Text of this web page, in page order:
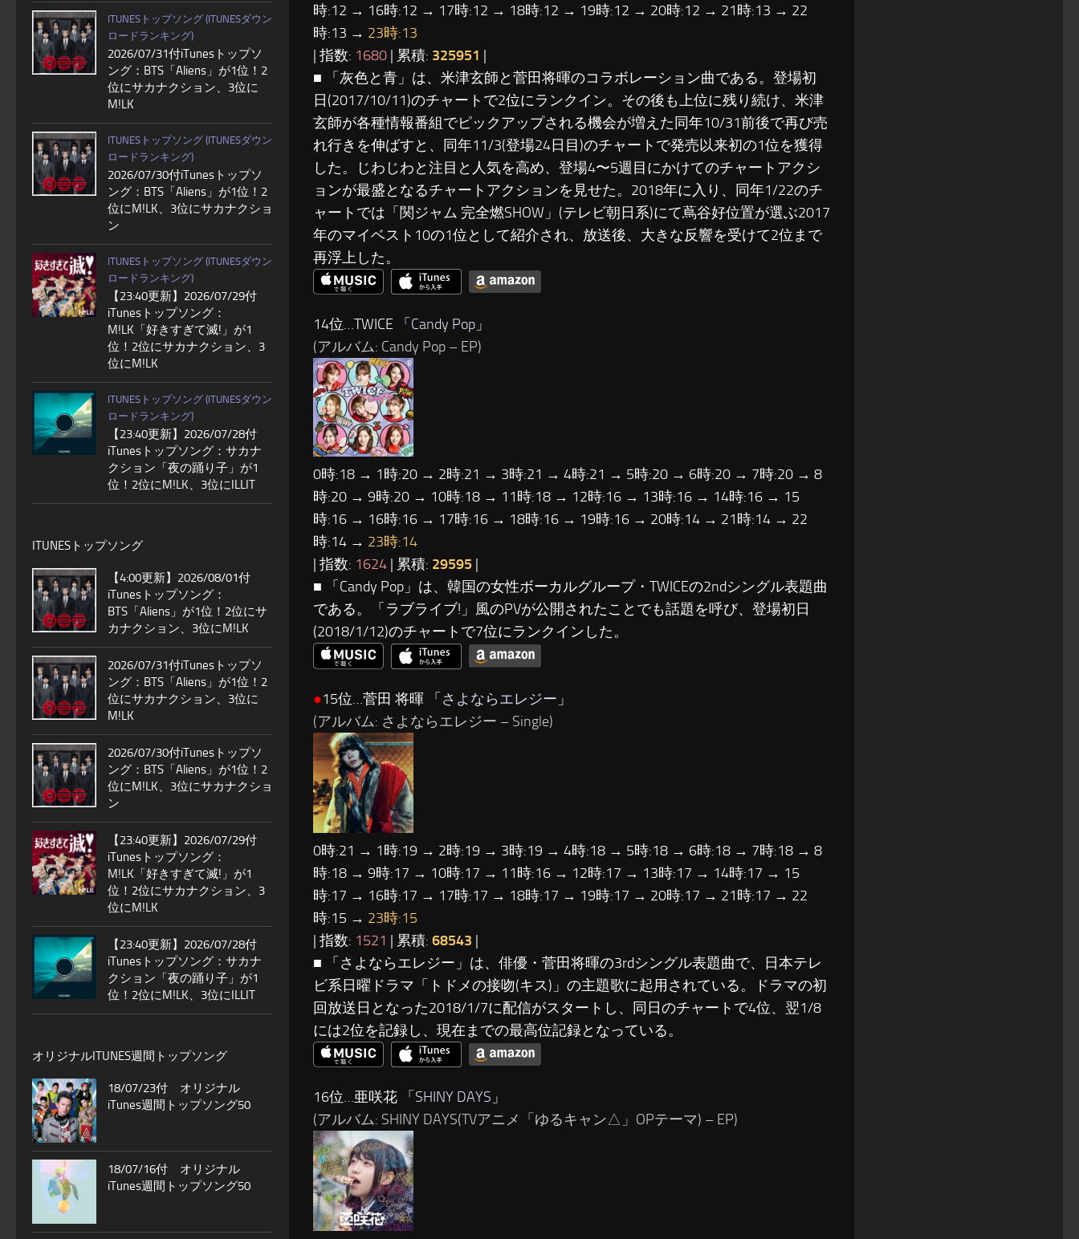
時:12 → 16時:12 → 17時:12 → 18時:12 → 19時:12 → 20時:12 → 21時:13 → 22
時:13 → 23時:13
| 指数: 1680 | 累積: 325951 |
■ 「灰色と青」は、米津玄師と菅田将暉のコラボレーション曲である。登場初
日(2017/10/11)のチャートで2位にランクイン。その後も上位に残り続け、米津
玄師が各種情報番組でピックアップされる機会が増えた同年10/31前後で再び売
れ行きを伸ばすと、同年11/3(登場24日目)のチャートで発売以来初の1位を獲得
した。じわじわと注目と人気を高め、登場4〜5週目にかけてのチャートアクシ
ョンが最盛となるチャートアクションを見せた。2018年に入り、同年1/22のチ
ャートでは「関ジャム 完全燃SHOW」(テレビ朝日系)にて蔦谷好位置が選ぶ2017
年のマイベスト10の1位として紹介され、放送後、大きな反響を受けて2位まで
再浮上した。
14位…TWICE 「 Candy Pop 」
(アルバム: Candy Pop – EP)
0時:18 → 1時:20 → 2時:21 → 3時:21 → 4時:21 → 5時:20 → 6時:20 → 7時:20 → 8
時:20 → 9時:20 → 10時:18 → 11時:18 → 12時:16 → 13時:16 → 14時:16 → 15
時:16 → 16時:16 → 17時:16 → 18時:16 → 19時:16 → 20時:14 → 21時:14 → 22
時:14 → 23時:14
| 指数: 1624 | 累積: 29595 |
■ 「Candy Pop」は、韓国の女性ボーカルグループ・TWICEの2ndシングル表題曲
である。「ラブライブ!」風のPVが公開されたことでも話題を呼び、登場初日
(2018/1/12)のチャートで7位にランクインした。
●15位…菅田 将暉 「さよならエレジー 」
(アルバム: さよならエレジー – Single)
0時:21 → 1時:19 → 2時:19 → 3時:19 → 4時:18 → 5時:18 → 6時:18 → 7時:18 → 8
時:18 → 9時:17 → 10時:17 → 11時:16 → 12時:17 → 13時:17 → 14時:17 → 15
時:17 → 16時:17 → 17時:17 → 18時:17 → 19時:17 → 20時:17 → 21時:17 → 22
時:15 → 23時:15
| 指数: 1521 | 累積: 68543 |
■ 「さよならエレジー」は、俳優・菅田将暉の3rdシングル表題曲で、日本テレ
ビ系日曜ドラマ「トドメの接吻(キス)」の主題歌に起用されている。ドラマの初
回放送日となった2018/1/7に配信がスタートし、同日のチャートで4位、翌1/8
には2位を記録し、現在までの最高位記録となっている。
16位…亜咲花 「 SHINY DAYS 」
(アルバム: SHINY DAYS(TVアニメ「ゆるキャン△」OPテーマ) – EP)
ITUNESトップソング (ITUNESダウン
ロードランキング)
2026/07/31付iTunesトップソ
ング：BTS「Aliens」が1位！2
位にサカナクション、3位に
M!LK
ITUNESトップソング (ITUNESダウン
ロードランキング)
2026/07/30付iTunesトップソ
ング：BTS「Aliens」が1位！2
位にM!LK、3位にサカナクショ
ン
ITUNESトップソング (ITUNESダウン
ロードランキング)
【23:40更新】2026/07/29付
iTunesトップソング：
M!LK「好きすぎて滅!」が1
位！2位にサカナクション、3
位にM!LK
ITUNESトップソング (ITUNESダウン
ロードランキング)
【23:40更新】2026/07/28付
iTunesトップソング：サカナ
クション「夜の踊り子」が1
位！2位にM!LK、3位にILLIT
ITUNESトップソング
【4:00更新】2026/08/01付
iTunesトップソング：
BTS「Aliens」が1位！2位にサ
カナクション、3位にM!LK
2026/07/31付iTunesトップソ
ング：BTS「Aliens」が1位！2
位にサカナクション、3位に
M!LK
2026/07/30付iTunesトップソ
ング：BTS「Aliens」が1位！2
位にM!LK、3位にサカナクショ
ン
【23:40更新】2026/07/29付
iTunesトップソング：
M!LK「好きすぎて滅!」が1
位！2位にサカナクション、3
位にM!LK
【23:40更新】2026/07/28付
iTunesトップソング：サカナ
クション「夜の踊り子」が1
位！2位にM!LK、3位にILLIT
オリジナルITUNES週間トップソング
18/07/23付 オリジナル
iTunes週間トップソング50
18/07/16付 オリジナル
iTunes週間トップソング50